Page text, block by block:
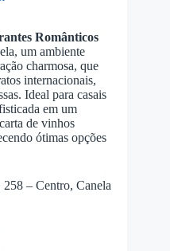
Românticos
um ambiente
charmosa, que
internacionais,
Ideal para casais
em um
de vinhos
ótimas opções
258 – Centro, Canela